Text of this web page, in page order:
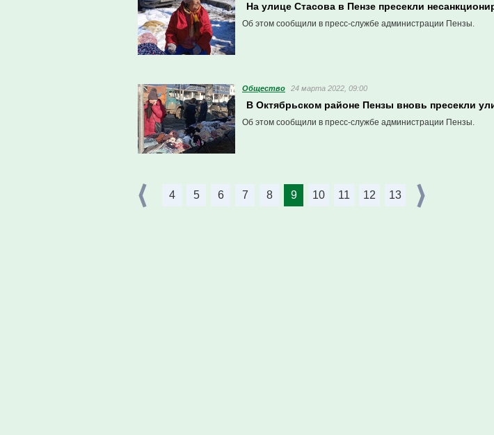
На улице Стасова в Пензе пресекли
Об этом сообщили в пресс-службе администрации Пензы.
Общество 24 марта 2022, 09:00
В Октябрьском районе Пензы вновь пресекли
Об этом сообщили в пресс-службе администрации Пензы.
4 5 6 7 8 9 10 11 12 13